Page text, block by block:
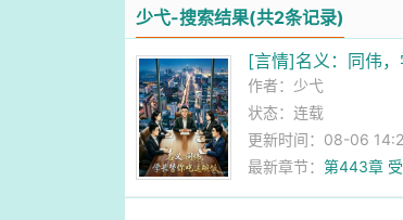
少弋-搜索结果(共2条记录)
[言情]名义：同伟，
作者： 少弋
状态：连载
更新时间：08-06
最新章节：第443章 受